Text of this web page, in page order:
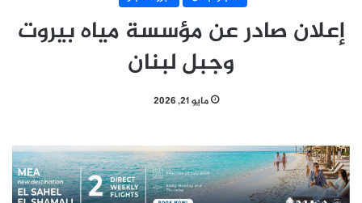
إعلان صادر عن مؤسسة مياه بيروت
وجبل لبنان
مايو 21, 2026